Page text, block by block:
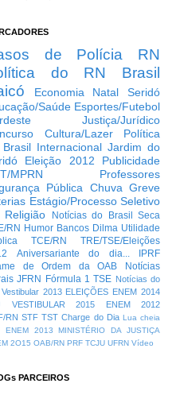
de Polícia
RN
do RN
Brasil
Economia Natal
Seridó
Saúde Esportes/Futebol
Justiça/Jurídico
Cultura/Lazer
Política
Internacional Jardim do
Eleição 2012
Publicidade
MPRN
Professores
Pública Chuva Greve
Estágio/Processo Seletivo
Religião Notícias do Brasil
Seca
RN Humor Bancos Dilma Utilidade
TCE/RN
TRE/TSE/Eleições
Aniversariante do dia...
IPRF
de Ordem da OAB
Notícias
JFRN Fórmula 1 TSE Notícias do
Vestibular 2013 ELEIÇÕES ENEM 2014
VESTIBULAR 2015
ENEM 2012
RN STF TST Charge do Dia Lua cheia
ENEM 2013
MINISTÉRIO DA JUSTIÇA
2O15 OAB/RN PRF TCJU UFRN Vídeo
PARCEIROS